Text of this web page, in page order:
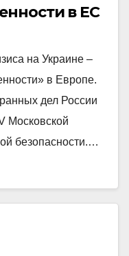
в ЕС
на Украине –
в Европе.
дел России
Московской
безопасности.…